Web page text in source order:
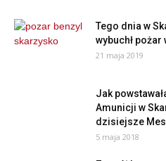
Tego dnia w
wybuchł pożar
21 maja 2019
Jak
Amunicji w
dzisiejsze
5 maja 2018